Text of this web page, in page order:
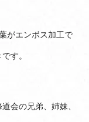
がエンボス加工で
す。
会の兄弟、姉妹、